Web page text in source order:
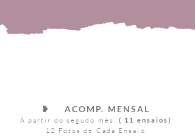
❥ ACOMP. MENSAL
Á partir do segudo mês.( 11 ensaios)
12 Fotos de Cada Ensaio